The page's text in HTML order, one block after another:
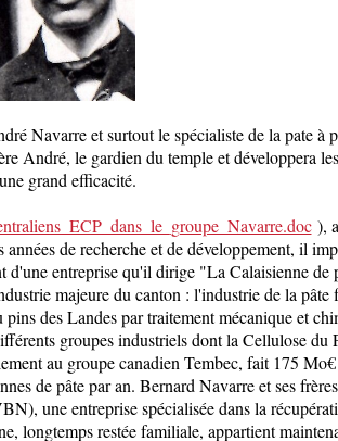
Navarre et surtout le spécialiste de la pate à
André, le gardien du temple et développera
grand efficacité.
),
de recherche et de développement, il
d'une entreprise qu'il dirige "La Calaisienne de
majeure du canton : l'industrie de la pâte
des Landes par traitement mécanique et
groupes industriels dont la Cellulose du
au groupe canadien Tembec, fait 175
de pâte par an. Bernard Navarre et ses
une entreprise spécialisée dans la
longtemps restée familiale, appartient